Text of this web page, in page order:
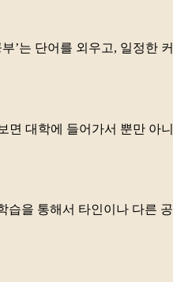
부’는 단어를 외우고, 일정
면 대학에 들어가서 뿐만 아
습을 통해서 타인이나 다른